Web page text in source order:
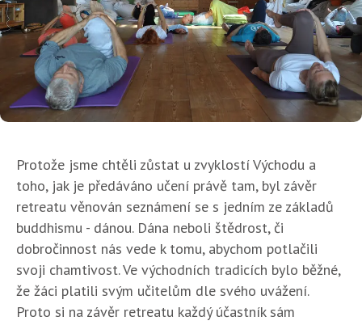
Protože jsme chtěli zůstat u zvyklostí Východu a
toho, jak je předáváno učení právě tam, byl závěr
retreatu věnován seznámení se s jedním ze základů
buddhismu - dánou. Dána neboli štědrost, či
dobročinnost nás vede k tomu, abychom potlačili
svoji chamtivost. Ve východních tradicích bylo běžné,
že žáci platili svým učitelům dle svého uvážení.
Proto si na závěr retreatu každý účastník sám